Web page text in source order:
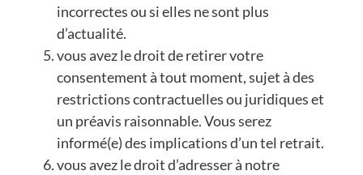
incorrectes ou si elles ne sont plus
d’actualité.
vous avez le droit de retirer votre
consentement à tout moment, sujet à des
restrictions contractuelles ou juridiques et
un préavis raisonnable. Vous serez
informé(e) des implications d’un tel retrait.
vous avez le droit d’adresser à notre